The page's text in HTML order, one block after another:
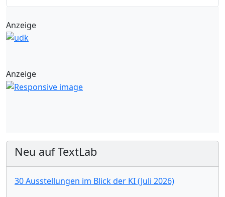
Anzeige
Anzeige
Neu auf TextLab
30 Ausstellungen im Blick der KI (Juli 2026)